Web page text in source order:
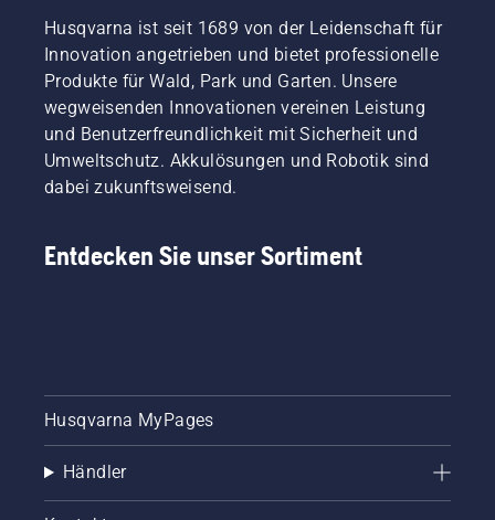
bewegt.
Dies
verlängert
Lebensdauer
von
Schwert
und
Sie die
wie Sie
überprüfen
können,
Beide
Methoden
werden
diesem
Video
gezeigt.
Husqvarna ist seit 1689 von der Leidenschaft für
Innovation angetrieben und bietet professionelle
Produkte für Wald, Park und Garten. Unsere
wegweisenden Innovationen vereinen Leistung
und Benutzerfreundlichkeit mit Sicherheit und
Umweltschutz. Akkulösungen und Robotik sind
dabei zukunftsweisend.
Entdecken Sie unser Sortiment
Husqvarna MyPages
Händler